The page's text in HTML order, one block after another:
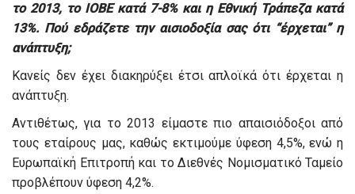
το 2013, το ΙΟΒΕ κατά 7-8% και η Εθνική Τράπεζα κατά
13%. Πού εδράζετε την αισιοδοξία σας ότι “έρχεται” η
ανάπτυξη;
Κανείς δεν έχει διακηρύξει έτσι απλοϊκά ότι έρχεται η
ανάπτυξη.
Αντιθέτως, για το 2013 είμαστε πιο απαισιόδοξοι από
τους εταίρους μας, καθώς εκτιμούμε ύφεση 4,5%, ενώ η
Ευρωπαϊκή Επιτροπή και το Διεθνές Νομισματικό Ταμείο
προβλέπουν ύφεση 4,2%.